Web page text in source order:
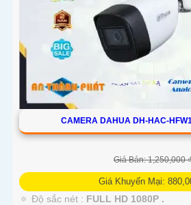
CAMERA DAHUA DH-HAC-
Giá Bán: 1,250,000 ₫
Giá Khuyến Mại:
🔅 Độ sắc nét : FULL HD 1080P .